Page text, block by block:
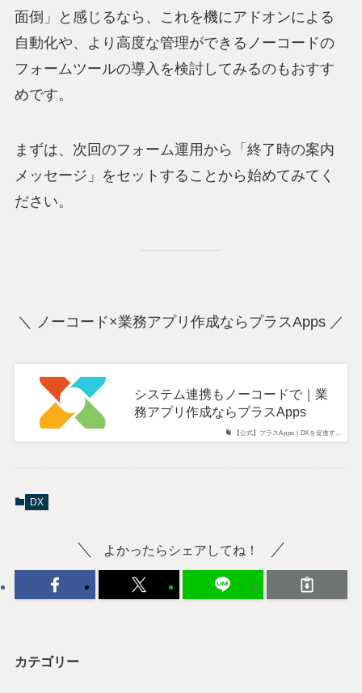
面倒」と感じるなら、これを機にアドオンによる
自動化や、より高度な管理ができるノーコードの
フォームツールの導入を検討してみるのもおすす
めです。
まずは、次回のフォーム運用から「終了時の案内
メッセージ」をセットすることから始めてみてく
ださい。
＼ ノーコード×業務アプリ作成ならプラスApps ／
【公式】プラスApps | DXを促進す...
システム連携もノーコードで｜業
務アプリ作成ならプラスApps
DX
よかったらシェアしてね！
カテゴリー